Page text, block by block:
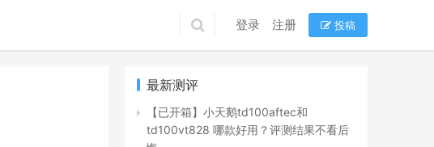
登录 注册 投稿
最新测评
【已开箱】小天鹅td100aftec和
td100vt828 哪款好用？评测结果不看后